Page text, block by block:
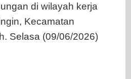
di wilayah kerja
Kecamatan
Selasa (09/06/2026)